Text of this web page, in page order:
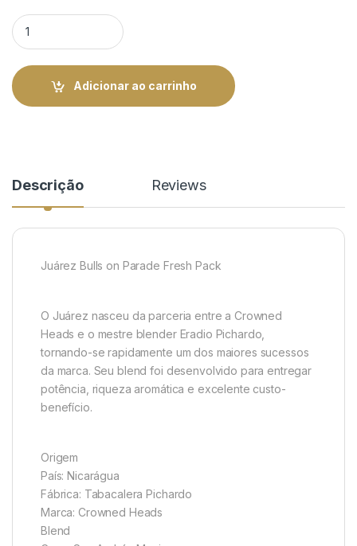
Juárez Bulls quantity
Adicionar ao carrinho
Descrição Reviews
Juárez Bulls on Parade Fresh Pack
O Juárez nasceu da parceria entre a Crowned
Heads e o mestre blender Eradio Pichardo,
tornando-se rapidamente um dos maiores sucessos
da marca. Seu blend foi desenvolvido para entregar
potência, riqueza aromática e excelente custo-
benefício.
Origem
País: Nicarágua
Fábrica: Tabacalera Pichardo
Marca: Crowned Heads
Blend